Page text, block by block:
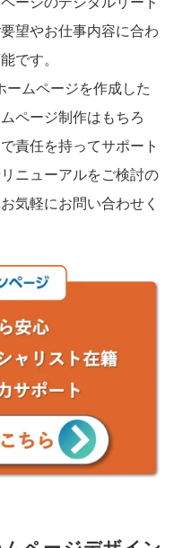
望やお仕事内容に合わ
です。
ームページを作成した
ページ制作はもちろ
責任を持ってサポート
ニューアルをご検討の
気軽にお問い合わせく